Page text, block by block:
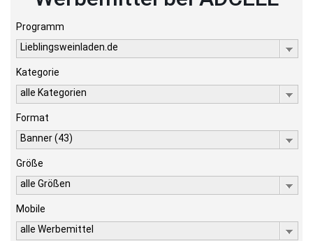
Programm
Lieblingsweinladen.de
Kategorie
alle Kategorien
Format
Banner (43)
Größe
alle Größen
Mobile
alle Werbemittel